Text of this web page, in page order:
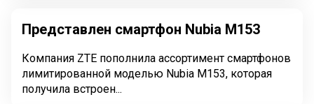
Представлен смартфон Nubia M153
Компания ZTE пополнила ассортимент смартфонов
лимитированной моделью Nubia M153, которая
получила встроен...